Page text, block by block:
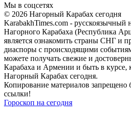
Мы в соцсетях
© 2026 Нагорный Карабах сегодня
KarabakhTimes.com - русскоязычный
Нагорного Карабаха (Республика
является ознакомить страны СНГ и
диаспоры с происходящими
можете получать свежие и
Карабаха и Армении и быть в курсе,
Нагорный Карабах сегодня.
Копирование материалов запрещено
ссылки!
Гороскоп на сегодня